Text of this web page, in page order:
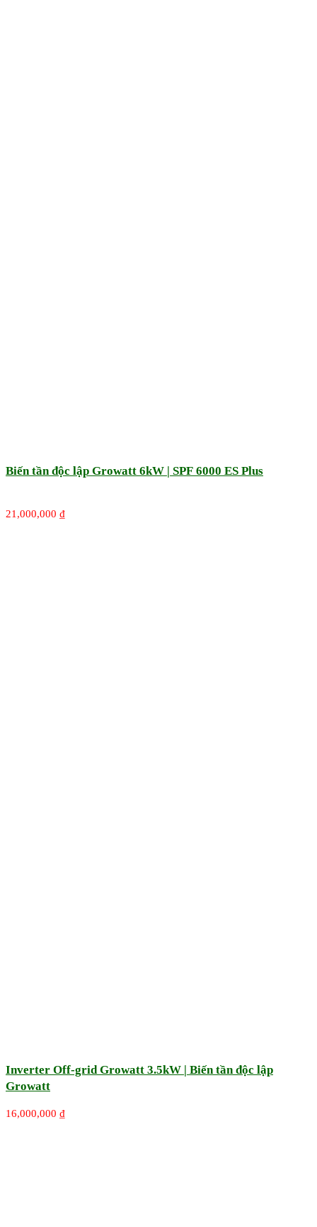
Biến tần độc lập Growatt 6kW | SPF 6000 ES Plus
21,000,000 ₫
Inverter Off-grid Growatt 3.5kW | Biến tần độc lập
Growatt
16,000,000 ₫